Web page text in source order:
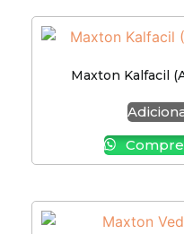
Maxton Kalfacil